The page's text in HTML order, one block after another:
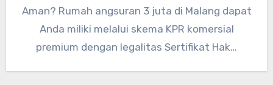
Aman? Rumah angsuran 3 juta di Malang dapat
Anda miliki melalui skema KPR komersial
premium dengan legalitas Sertifikat Hak…